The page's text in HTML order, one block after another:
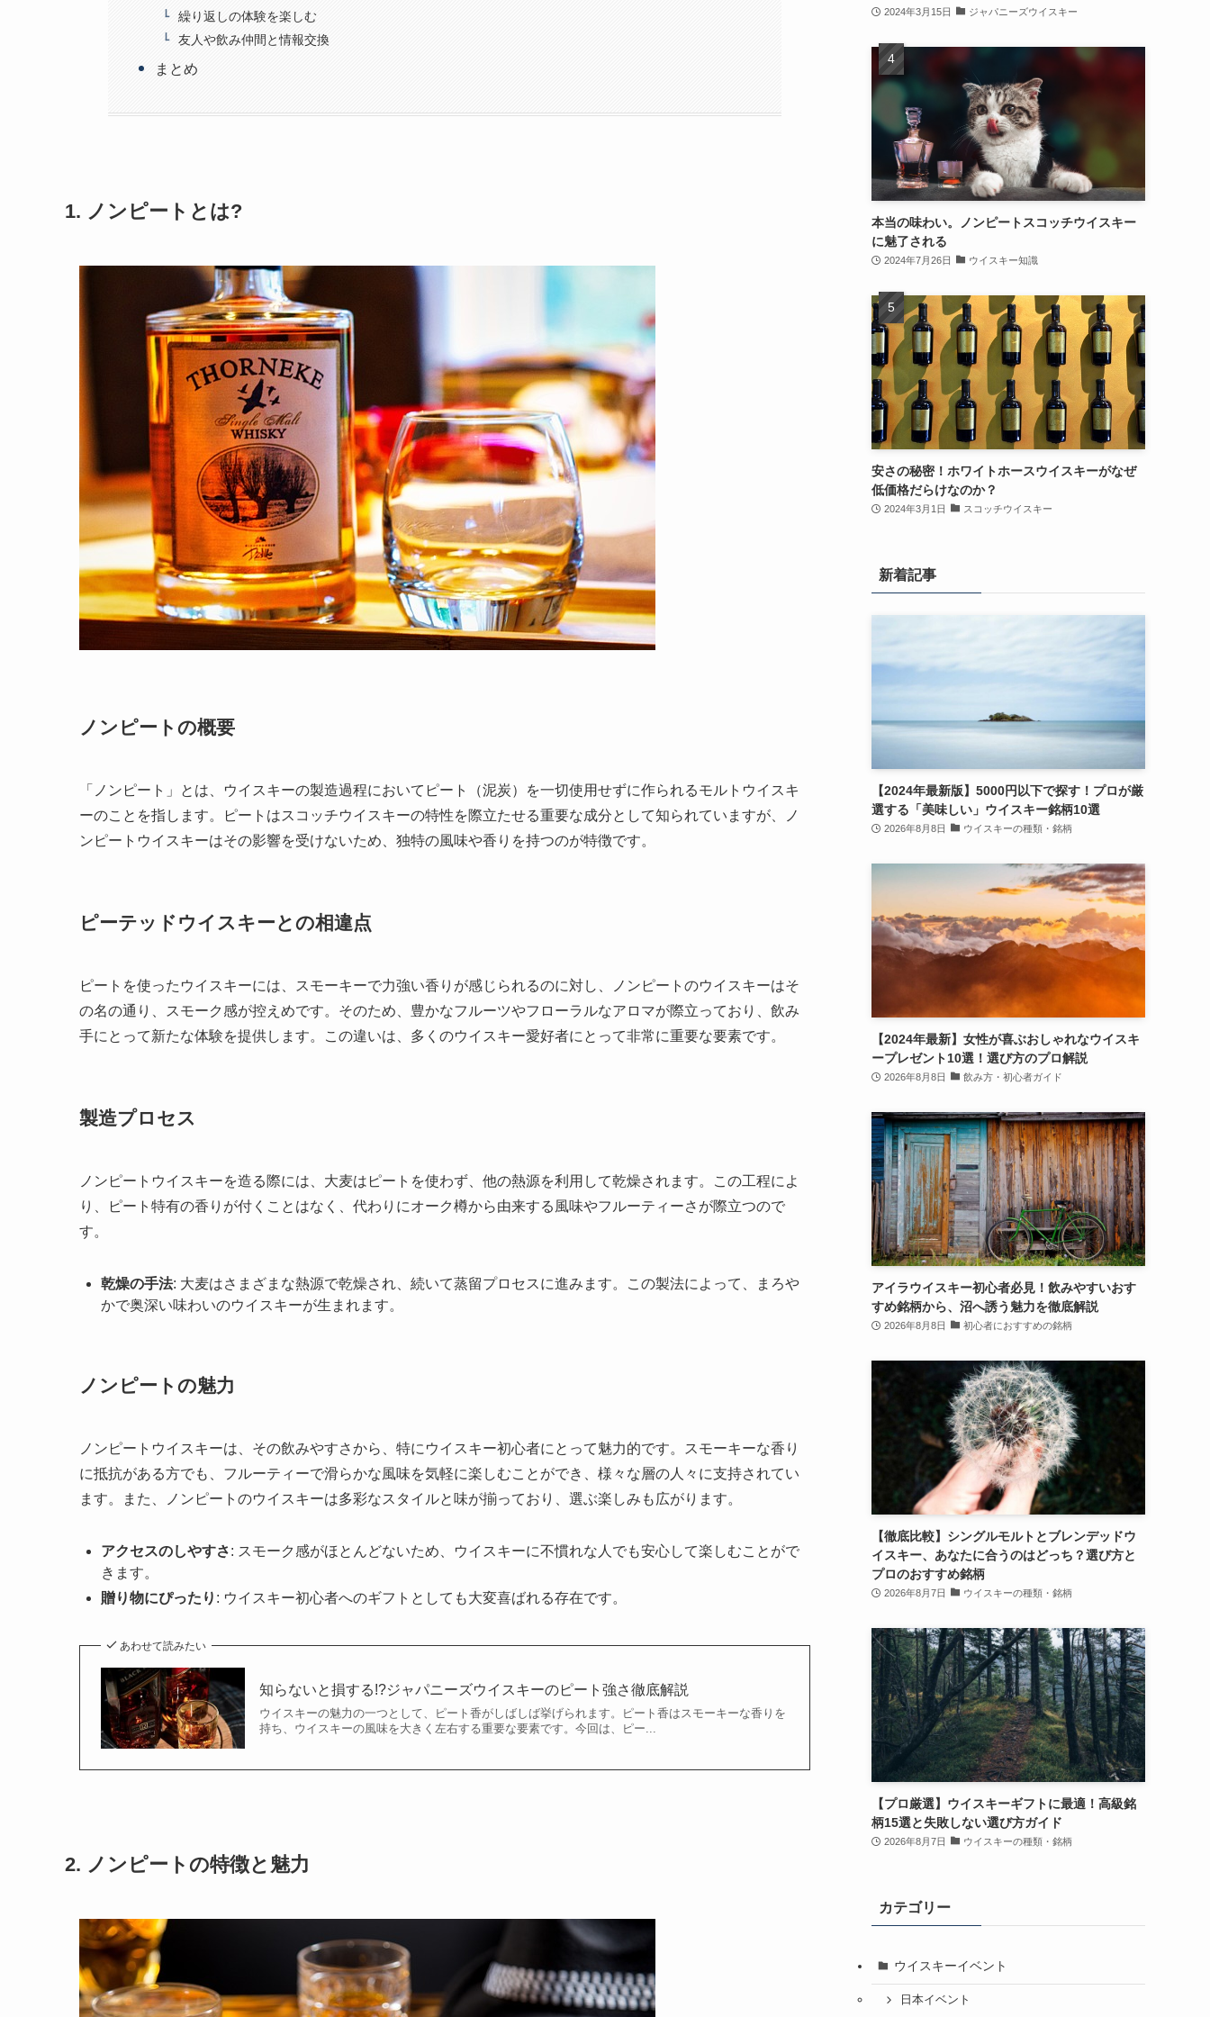
繰り返しの体験を楽しむ
友人や飲み仲間と情報交換
まとめ
1. ノンピートとは?
ノンピートの概要
「ノンピート」とは、ウイスキーの製造過程においてピート（泥炭）を一切使用せずに作られるモルトウイスキ
ーのことを指します。ピートはスコッチウイスキーの特性を際立たせる重要な成分として知られていますが、ノ
ンピートウイスキーはその影響を受けないため、独特の風味や香りを持つのが特徴です。
ピーテッドウイスキーとの相違点
ピートを使ったウイスキーには、スモーキーで力強い香りが感じられるのに対し、ノンピートのウイスキーはそ
の名の通り、スモーク感が控えめです。そのため、豊かなフルーツやフローラルなアロマが際立っており、飲み
手にとって新たな体験を提供します。この違いは、多くのウイスキー愛好者にとって非常に重要な要素です。
製造プロセス
ノンピートウイスキーを造る際には、大麦はピートを使わず、他の熱源を利用して乾燥されます。この工程によ
り、ピート特有の香りが付くことはなく、代わりにオーク樽から由来する風味やフルーティーさが際立つので
す。
乾燥の手法: 大麦はさまざまな熱源で乾燥され、続いて蒸留プロセスに進みます。この製法によって、まろや
かで奥深い味わいのウイスキーが生まれます。
ノンピートの魅力
ノンピートウイスキーは、その飲みやすさから、特にウイスキー初心者にとって魅力的です。スモーキーな香り
に抵抗がある方でも、フルーティーで滑らかな風味を気軽に楽しむことができ、様々な層の人々に支持されてい
ます。また、ノンピートのウイスキーは多彩なスタイルと味が揃っており、選ぶ楽しみも広がります。
アクセスのしやすさ: スモーク感がほとんどないため、ウイスキーに不慣れな人でも安心して楽しむことがで
きます。
贈り物にぴったり : ウイスキー初心者へのギフトとしても大変喜ばれる存在です。
あわせて読みたい
知らないと損する!?ジャパニーズウイスキーのピート強さ徹底解説
ウイスキーの魅力の一つとして、ピート香がしばしば挙げられます。ピート香はスモーキーな香りを
持ち、ウイスキーの風味を大きく左右する重要な要素です。今回は、ピー...
2. ノンピートの特徴と魅力
2024年3月15日 ジャパニーズウイスキー
本当の味わい。ノンピートスコッチウイスキー
に魅了される
2024年7月26日 ウイスキー知識
安さの秘密！ホワイトホースウイスキーがなぜ
低価格だらけなのか？
2024年3月1日 スコッチウイスキー
新着記事
【2024年最新版】5000円以下で探す！プロが厳
選する「美味しい」ウイスキー銘柄10選
2026年8月8日 ウイスキーの種類・銘柄
【2024年最新】女性が喜ぶおしゃれなウイスキ
ープレゼント10選！選び方のプロ解説
2026年8月8日 飲み方・初心者ガイド
アイラウイスキー初心者必見！飲みやすいおす
すめ銘柄から、沼へ誘う魅力を徹底解説
2026年8月8日 初心者におすすめの銘柄
【徹底比較】シングルモルトとブレンデッドウ
イスキー、あなたに合うのはどっち？選び方と
プロのおすすめ銘柄
2026年8月7日 ウイスキーの種類・銘柄
【プロ厳選】ウイスキーギフトに最適！高級銘
柄15選と失敗しない選び方ガイド
2026年8月7日 ウイスキーの種類・銘柄
カテゴリー
ウイスキーイベント
日本イベント